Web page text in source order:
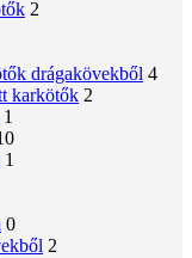
2
drágakövekből 4
karkötők 2
1
1
0
2